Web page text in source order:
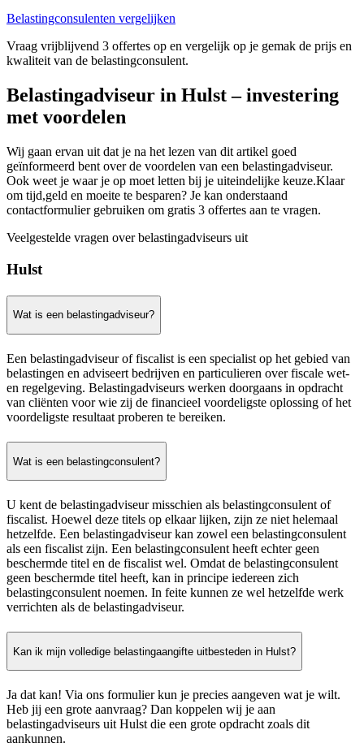
Belastingconsulenten vergelijken
Vraag vrijblijvend 3 offertes op en vergelijk op je gemak de prijs en
kwaliteit van de belastingconsulent.
Belastingadviseur in Hulst – investering
met voordelen
Wij gaan ervan uit dat je na het lezen van dit artikel goed
geïnformeerd bent over de voordelen van een belastingadviseur.
Ook weet je waar je op moet letten bij je uiteindelijke keuze.Klaar
om tijd,geld en moeite te besparen? Je kan onderstaand
contactformulier gebruiken om gratis 3 offertes aan te vragen.
Veelgestelde vragen over belastingadviseurs uit
Hulst
Wat is een belastingadviseur?
Een belastingadviseur of fiscalist is een specialist op het gebied van
belastingen en adviseert bedrijven en particulieren over fiscale wet-
en regelgeving. Belastingadviseurs werken doorgaans in opdracht
van cliënten voor wie zij de financieel voordeligste oplossing of het
voordeligste resultaat proberen te bereiken.
Wat is een belastingconsulent?
U kent de belastingadviseur misschien als belastingconsulent of
fiscalist. Hoewel deze titels op elkaar lijken, zijn ze niet helemaal
hetzelfde. Een belastingadviseur kan zowel een belastingconsulent
als een fiscalist zijn. Een belastingconsulent heeft echter geen
beschermde titel en de fiscalist wel. Omdat de belastingconsulent
geen beschermde titel heeft, kan in principe iedereen zich
belastingconsulent noemen. In feite kunnen ze wel hetzelfde werk
verrichten als de belastingadviseur.
Kan ik mijn volledige belastingaangifte uitbesteden in Hulst?
Ja dat kan! Via ons formulier kun je precies aangeven wat je wilt.
Heb jij een grote aanvraag? Dan koppelen wij je aan
belastingadviseurs uit Hulst die een grote opdracht zoals dit
aankunnen.